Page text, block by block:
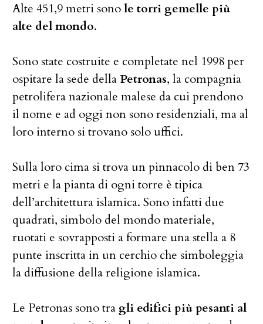
Alte 451,9 metri sonole torri gemelle più
alte del mondo.
Sono state costruite e completate nel 1998 per
ospitare la sede della Petronas, la compagnia
petrolifera nazionale malese da cui prendono
il nome e ad oggi non sono residenziali, ma al
loro interno si trovano solo uffici.
Sulla loro cima si trova un pinnacolo di ben 73
metri e la pianta di ogni torre è tipica
dell’architettura islamica. Sono infatti due
quadrati, simbolo del mondo materiale,
ruotati e sovrapposti a formare una stella a 8
punte inscritta in un cerchio che simboleggia
la diffusione della religione islamica.
Le Petronas sono tra gli edifici più pesanti al